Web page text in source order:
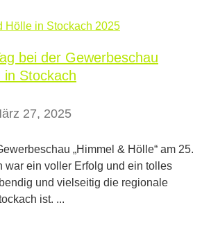
bei der Gewerbeschau
in Stockach
27, 2025
„Himmel & Hölle“ am 25.
war ein voller Erfolg und ein tolles
und vielseitig die regionale
ist. ...